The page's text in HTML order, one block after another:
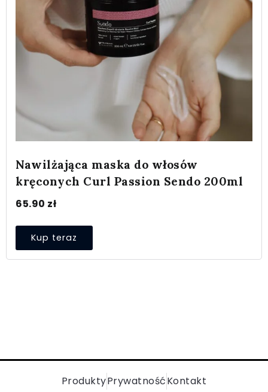
Nawilżająca maska do włosów
kręconych Curl Passion Sendo 200ml
65.90 zł
Kup teraz
ProduktyPrywatnośćKontakt